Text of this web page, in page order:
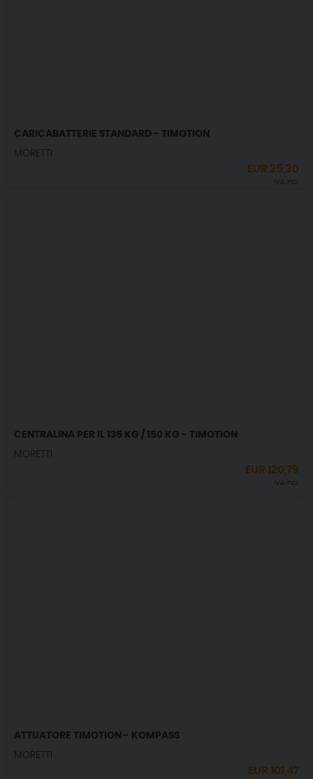
CARICABATTERIE STANDARD - TIMOTION
MORETTI
EUR 25,30
IVA incl.
CENTRALINA PER IL 135 KG / 150 KG - TIMOTION
MORETTI
EUR120,79
IVA incl.
ATTUATORE TIMOTION - KOMPASS
MORETTI
EUR101,47